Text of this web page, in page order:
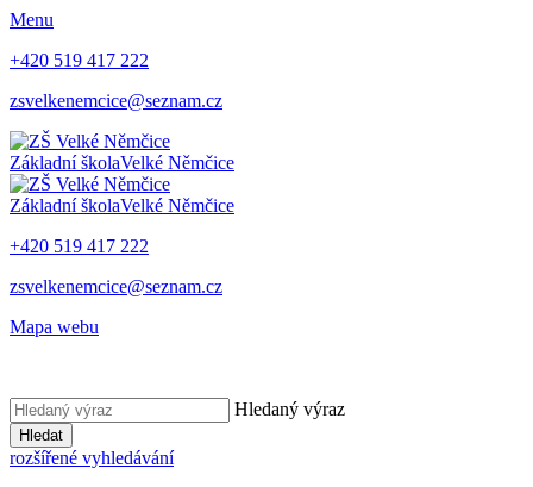
Menu
+420 519 417 222
zsvelkenemcice@seznam.cz
Základní školaVelké Němčice
Základní školaVelké Němčice
+420 519 417 222
zsvelkenemcice@seznam.cz
Mapa webu
Hledaný výraz
Hledat
rozšířené vyhledávání